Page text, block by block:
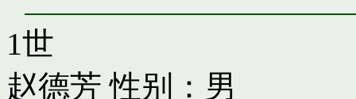
1世
赵德芳 性别：男